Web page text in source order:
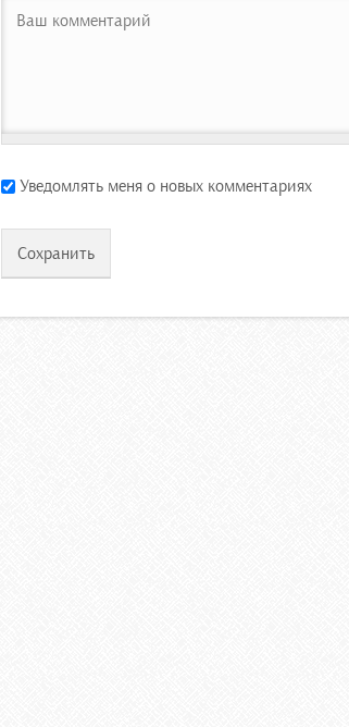
Уведомлять меня о новых комментариях